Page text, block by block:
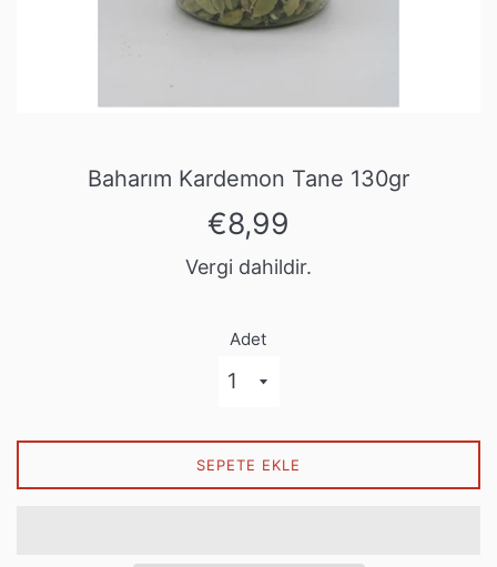
Baharım Kardemon Tane 130gr
Normal
fiyat
€8,99
Vergi dahildir.
Adet
SEPETE EKLE